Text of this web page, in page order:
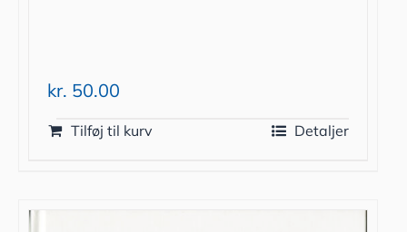
kr. 50.00
Tilføj til kurv Detaljer